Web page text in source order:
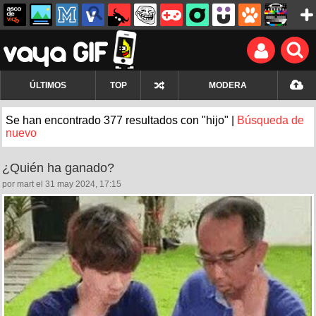
ÚLTIMOS TOP MODERA
Se han encontrado 377 resultados con "hijo" |
Búsqueda de
nuevo
¿Quién ha ganado?
por mart el 31 may 2024, 17:15